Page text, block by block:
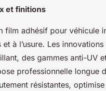
et finitions
film adhésif pour véhicule
à l’usure. Les
des gammes anti-UV
professionnelle longue
résistantes,